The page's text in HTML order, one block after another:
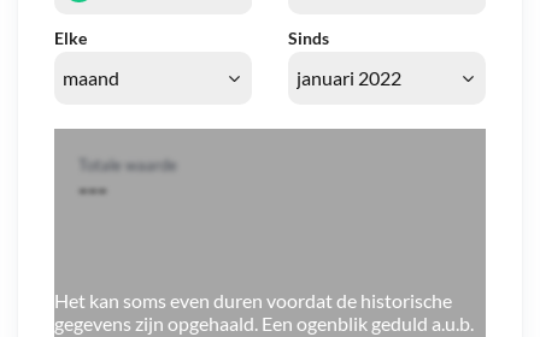
Elke Sinds
Totale waarde
---
Het kan soms even duren voordat de historische
gegevens zijn opgehaald. Een ogenblik geduld a.u.b.